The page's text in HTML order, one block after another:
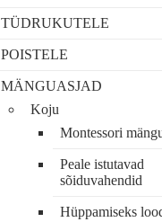
TÜDRUKUTELE
POISTELE
MÄNGUASJAD
Koju
Montessori
Peale istutavad
sõiduvahendid
Hüppamiseks